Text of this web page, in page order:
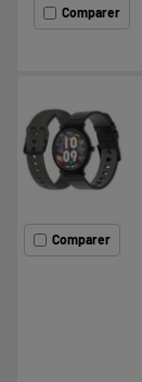
Comparer
Comparer